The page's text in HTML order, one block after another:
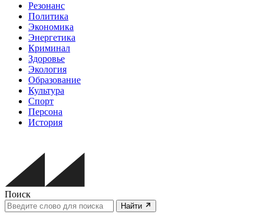
Резонанс
Политика
Экономика
Энергетика
Криминал
Здоровье
Экология
Образование
Культура
Спорт
Персона
История
Поиск
Найти